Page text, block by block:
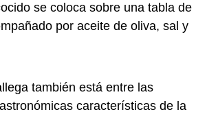
se coloca sobre una tabla de
por aceite de oliva, sal y
también está entre las
características de la